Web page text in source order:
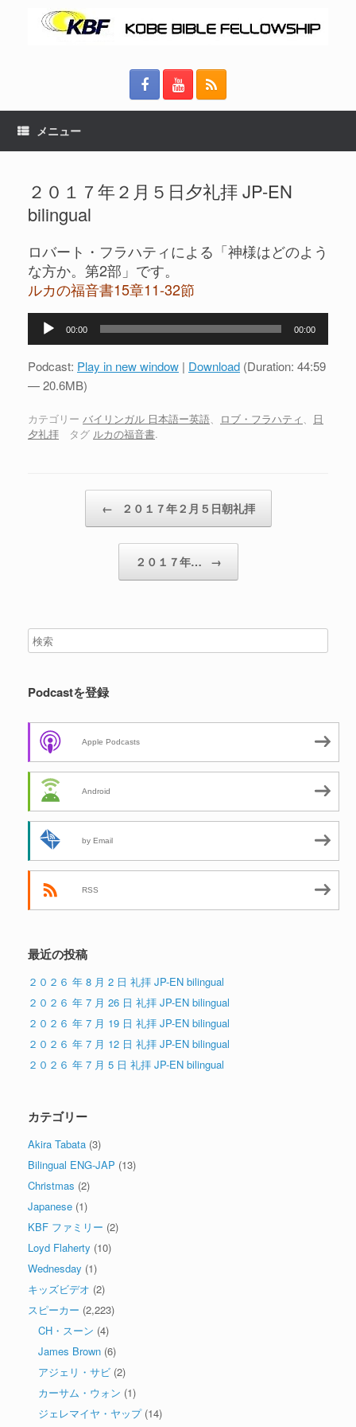
メニュー
２０１７年２月５日夕礼拝 JP-EN
bilingual
ロバート・フラハティによる「神様はどのよう
な方か。第2部」です。
ルカの福音書15章11-32節
プ
ヤ
ー
00:00 00:00
Podcast: Play in new window | Download (Duration: 44:59
— 20.6MB)
カテゴリー バイリンガル 日本語ー英語、 ロブ・フラハティ、
日
夕礼拝 タグ ルカの福音書.
← ２０１７年２月５日朝礼拝
２０１７年… →
Podcastを登録
Apple Podcasts
Android
by Email
RSS
最近の投稿
２０２６ 年 8 月 2 日 礼拝 JP-EN bilingual
２０２６ 年 7 月 26 日 礼拝 JP-EN bilingual
２０２６ 年 7 月 19 日 礼拝 JP-EN bilingual
２０２６ 年 7 月 12 日 礼拝 JP-EN bilingual
２０２６ 年 7 月 5 日 礼拝 JP-EN bilingual
カテゴリー
Akira Tabata (3)
Bilingual ENG-JAP (13)
Christmas (2)
Japanese (1)
KBF ファミリー (2)
Loyd Flaherty (10)
Wednesday (1)
キッズビデオ (2)
スピーカー (2,223)
CH・スーン (4)
James Brown (6)
アジェリ・サビ (2)
カーサム・ウォン (1)
ジェレマイヤ・ヤップ(14)